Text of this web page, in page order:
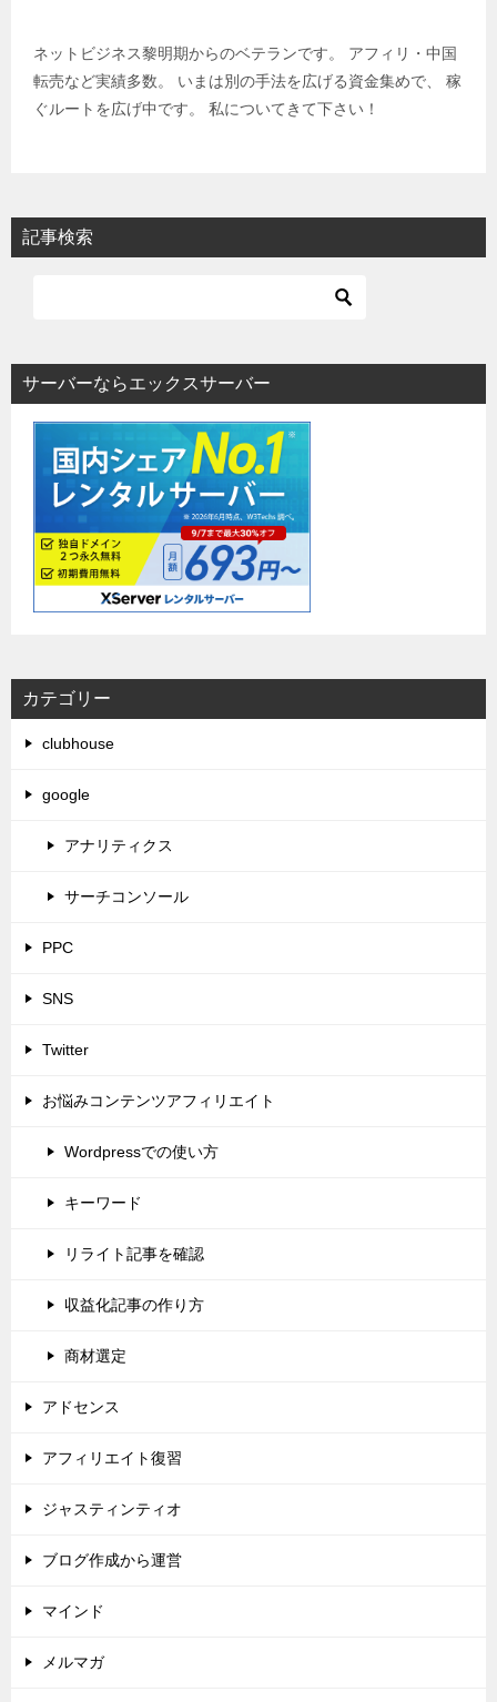
ネットビジネス黎明期からのベテランです。 アフィリ・中国
転売など実績多数。 いまは別の手法を広げる資金集めで、 稼
ぐルートを広げ中です。 私についてきて下さい！
記事検索
サーバーならエックスサーバー
カテゴリー
clubhouse
google
アナリティクス
サーチコンソール
PPC
SNS
Twitter
お悩みコンテンツアフィリエイト
Wordpressでの使い方
キーワード
リライト記事を確認
収益化記事の作り方
商材選定
アドセンス
アフィリエイト復習
ジャスティンティオ
ブログ作成から運営
マインド
メルマガ